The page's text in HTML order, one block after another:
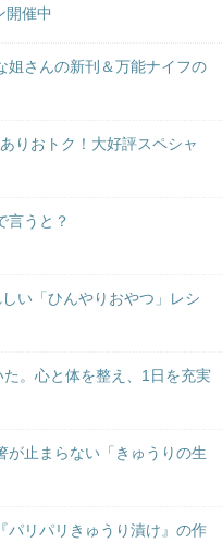
開催中
姐さんの新刊＆万能ナイフの
りおトク！大好評スペシャ
言うと？
い「ひんやりおやつ」レシ
。心と体を整え、1日を充実
が止まらない「きゅうりの生
パリパリきゅうり漬け』の作